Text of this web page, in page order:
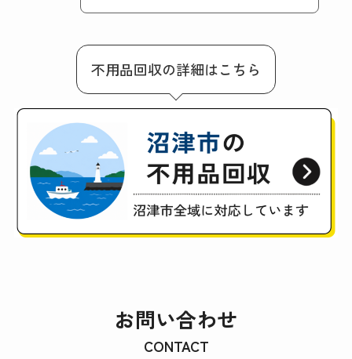
不用品回収の詳細はこちら
お問い合わせ
CONTACT